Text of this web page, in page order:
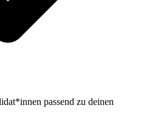
passend zu deinen